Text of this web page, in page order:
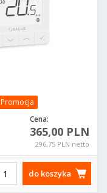
Promocja
Cena:
365,00 PLN
296,75 PLN netto
do koszyka